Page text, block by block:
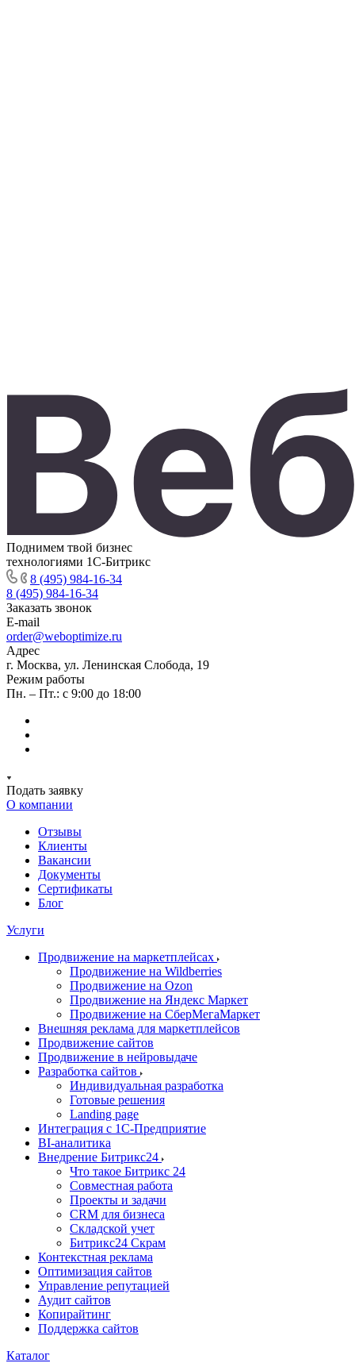
Поднимем твой бизнес
технологиями 1С-Битрикс
8 (495) 984-16-34
8 (495) 984-16-34
Заказать звонок
E-mail
order@weboptimize.ru
Адрес
г. Москва, ул. Ленинская Слобода, 19
Режим работы
Пн. – Пт.: с 9:00 до 18:00
Подать заявку
О компании
Отзывы
Клиенты
Вакансии
Документы
Сертификаты
Блог
Услуги
Продвижение на маркетплейсах
Продвижение на Wildberries
Продвижение на Ozon
Продвижение на Яндекс Маркет
Продвижение на СберМегаМаркет
Внешняя реклама для маркетплейсов
Продвижение сайтов
Продвижение в нейровыдаче
Разработка сайтов
Индивидуальная разработка
Готовые решения
Landing page
Интеграция с 1С-Предприятие
BI-аналитика
Внедрение Битрикс24
Что такое Битрикс 24
Совместная работа
Проекты и задачи
СRМ для бизнеса
Складской учет
Битрикс24 Скрам
Контекстная реклама
Оптимизация сайтов
Управление репутацией
Аудит сайтов
Копирайтинг
Поддержка сайтов
Каталог